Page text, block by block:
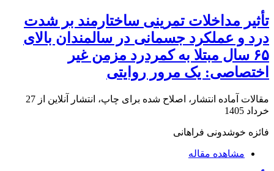
تأثیر مداخلات تمرینی ساختارمند بر شدت
درد و عملکرد جسمانی در سالمندان بالای
۶۵ سال مبتلا به کمردرد مزمن غیر
اختصاصی: یک مرور روایتی
مقالات آماده انتشار، اصلاح شده برای چاپ، انتشار آنلاین از 27
خرداد 1405
فائزه خوشدونی فراهانی
مشاهده مقاله